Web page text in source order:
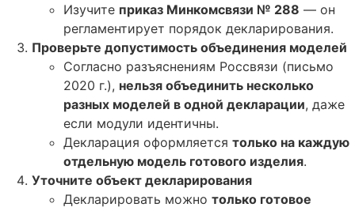
Изучите приказ Минкомсвязи № 288 — он
регламентирует порядок декларирования.
Проверьте допустимость объединения моделей
Согласно разъяснениям Россвязи (письмо
2020 г.), нельзя объединить несколько
разных моделей в одной декларации, даже
если модули идентичны.
Декларация оформляется только на каждую
отдельную модель готового изделия.
Уточните объект декларирования
Декларировать можно только готовое